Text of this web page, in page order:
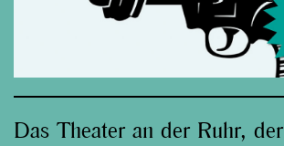
Das Theater an der Ruhr, der